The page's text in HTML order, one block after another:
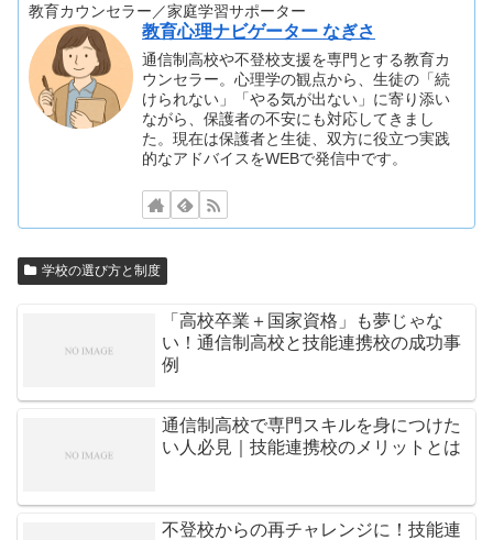
教育カウンセラー／家庭学習サポーター
教育心理ナビゲーター なぎさ
通信制高校や不登校支援を専門とする教育カ
ウンセラー。心理学の観点から、生徒の「続
けられない」「やる気が出ない」に寄り添い
ながら、保護者の不安にも対応してきまし
た。現在は保護者と生徒、双方に役立つ実践
的なアドバイスをWEBで発信中です。
学校の選び方と制度
「高校卒業＋国家資格」も夢じゃな
い！通信制高校と技能連携校の成功事
例
通信制高校で専門スキルを身につけた
い人必見｜技能連携校のメリットとは
不登校からの再チャレンジに！技能連